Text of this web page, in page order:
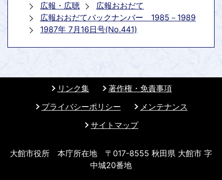
広報・広聴
広報おおだて
広報おおだてバックナンバー 1985－1989
1987年 7月16日号(No.441)
リンク集
著作権・免責事項
プライバシーポリシー
メンテナンス
サイトマップ
大館市役所 本庁所在地 〒017-8555 秋田県 大館市 字
中城20番地